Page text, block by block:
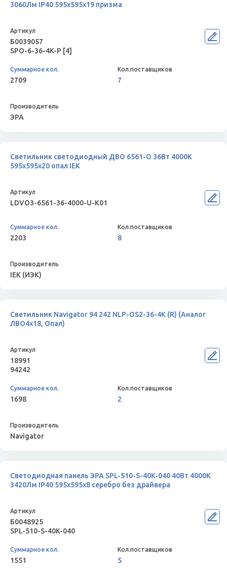
3060Лм IP40 595x595x19 призма
Б0039057
SPO-6-36-4K-P [4]
2709 7
ЭРА
Светильник светодиодный ДВО 6561-О 36Вт 4000К
595х595х20 опал IEK
LDVO3-6561-36-4000-U-K01
2203 8
IEK (ИЭК)
Светильник Navigator 94 242 NLP-OS2-36-4K (R) (Аналог
ЛВО4х18, Опал)
18991
94242
1698 2
Navigator
Светодиодная панель ЭРА SPL-510-S-40K-040 40Вт 4000K
3420Лм IP40 595х595х8 серебро без драйвера
Б0048925
SPL-510-S-40K-040
1551 5